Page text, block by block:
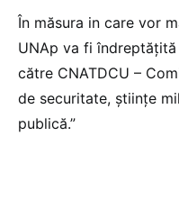
În măsura in care vor
UNAp va fi
către CNATDCU –
de securitate, ştiinţe
publică.”